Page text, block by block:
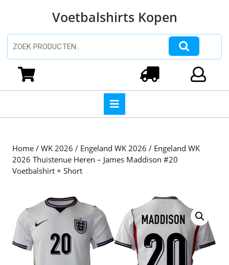
inhoud
Voetbalshirts Kopen
Zoeken naar:
Home / WK 2026 / Engeland WK 2026 / Engeland WK
2026 Thuistenue Heren – James Maddison #20
Voetbalshirt + Short